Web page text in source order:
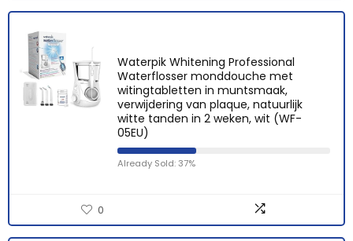
Waterpik Whitening Professional
Waterflosser monddouche met
witingtabletten in muntsmaak,
verwijdering van plaque, natuurlijk
witte tanden in 2 weken, wit (WF-
05EU)
Already Sold: 37%
0